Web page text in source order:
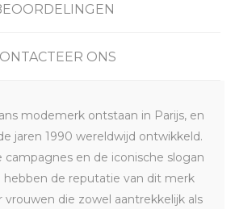
ONS
modemerk ontstaan in Parijs, en
jaren 1990 wereldwijd ontwikkeld.
campagnes en de iconische slogan
hebben de reputatie van dit merk
die zowel aantrekkelijk als